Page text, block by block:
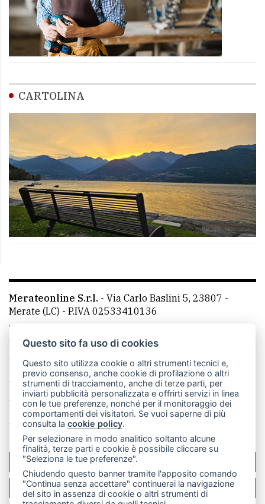
CARTOLINA
Merateonline S.r.l. - Via Carlo Baslini 5, 23807 -
Merate (LC) - P.IVA 02533410136
Telefono:
mail: redazione@leccoonline.com
La redazione
MerateOnline CasateOnline
RSS
Made by VIP
Privacy policy
Cookie policy
Rivedi le tue scelte sui cookie
SCRIVICI
PER LA TUA PUBBLICITÀ
Questo sito fa uso di cookies
Questo sito utilizza cookie o altri strumenti tecnici e,
previo consenso, anche cookie di profilazione o altri
strumenti di tracciamento, anche di terze parti, per
inviarti pubblicità personalizzata e offrirti servizi in linea
con le tue preferenze, nonché per il monitoraggio dei
comportamenti dei visitatori. Se vuoi saperne di più
consulta lacookie policy.
Per selezionare in modo analitico soltanto alcune
finalità, terze parti e cookie è possibile cliccare su
"Seleziona le tue preferenze".
Chiudendo questo banner tramite l'apposito comando
"Continua senza accettare" continuerai la navigazione
del sito in assenza di cookie o altri strumenti di